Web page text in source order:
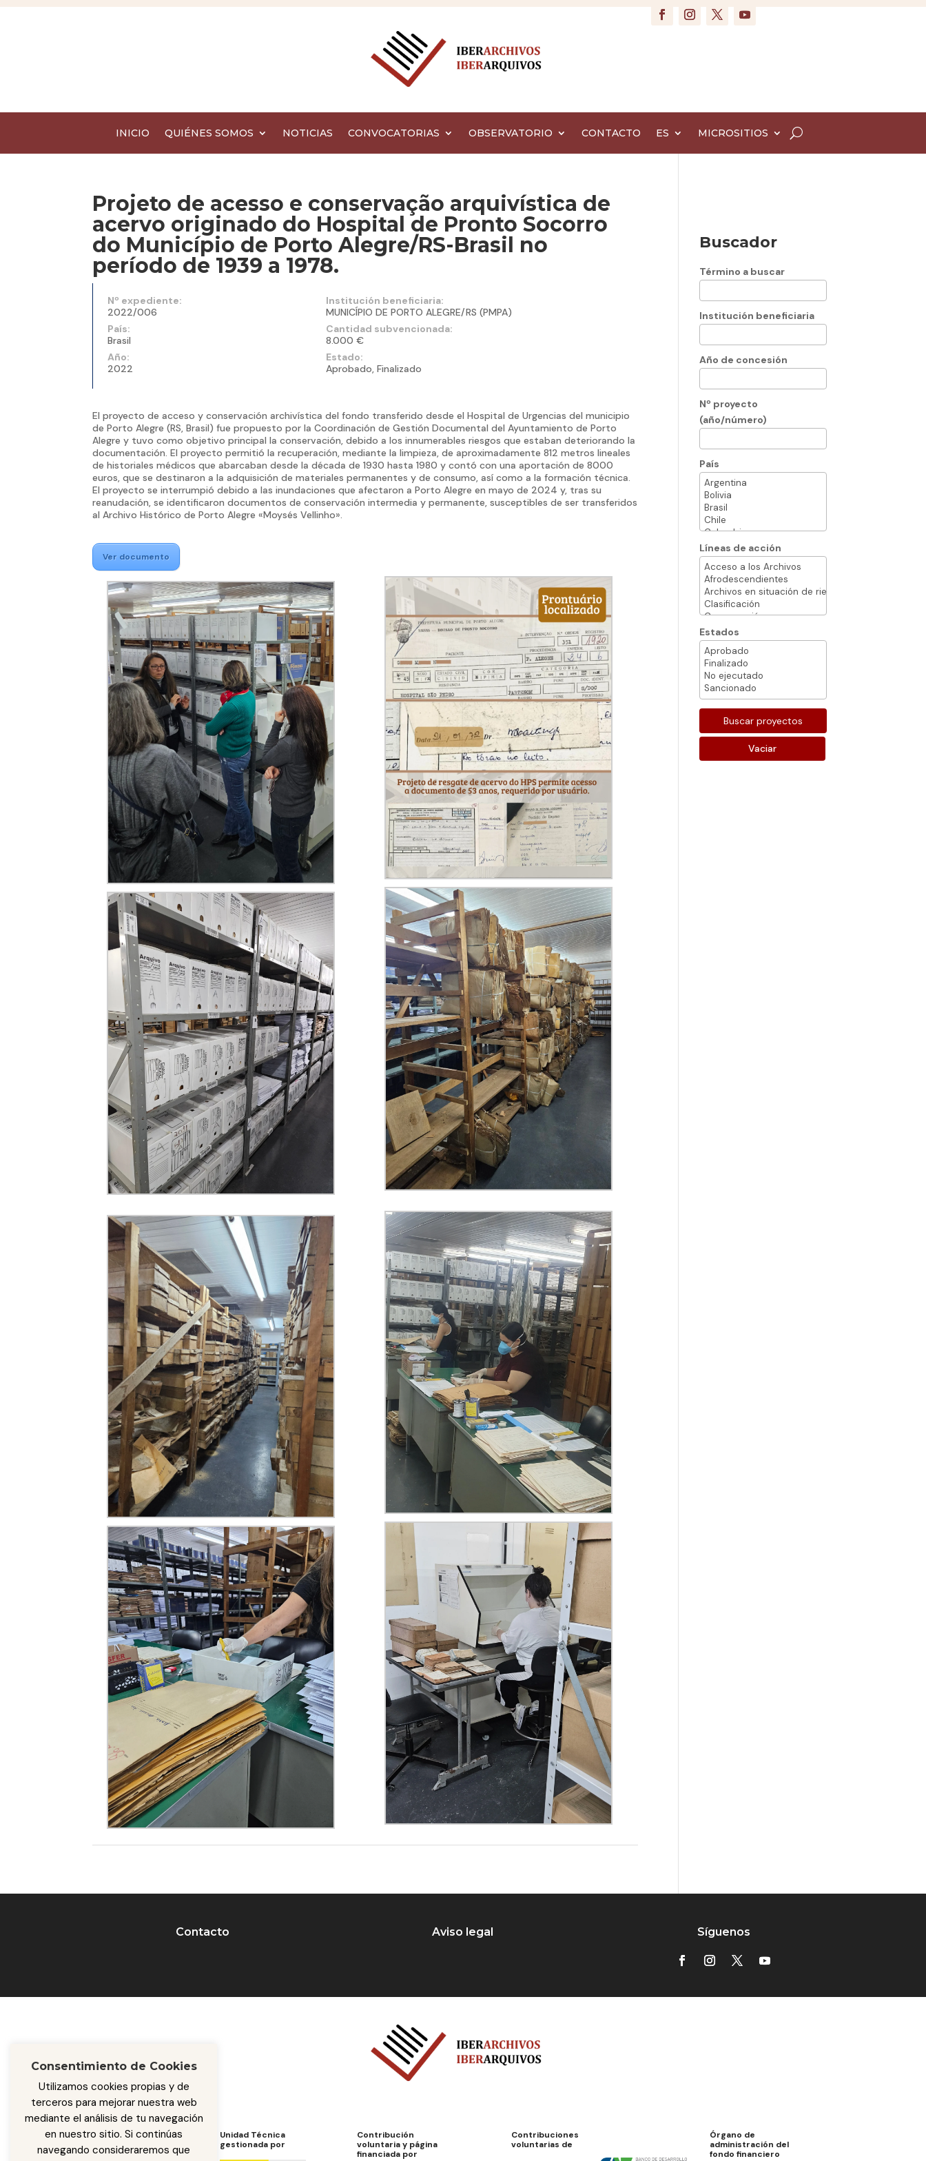
INICIO QUIÉNES SOMOS NOTICIAS CONVOCATORIAS OBSERVATORIO CONTACTO ES MICROSITIOS
Projeto de acesso e conservação arquivística de
acervo originado do Hospital de Pronto Socorro
do Município de Porto Alegre/RS-Brasil no
período de 1939 a 1978.
Nº expediente:
2022/006
País:
Brasil
Año:
2022
Institución beneficiaria:
MUNICÍPIO DE PORTO ALEGRE/RS (PMPA)
Cantidad subvencionada:
8.000 €
Estado:
Aprobado, Finalizado
El proyecto de acceso y conservación archivística del fondo transferido desde el Hospital de Urgencias del municipio
de Porto Alegre (RS, Brasil) fue propuesto por la Coordinación de Gestión Documental del Ayuntamiento de Porto
Alegre y tuvo como objetivo principal la conservación, debido a los innumerables riesgos que estaban deteriorando la
documentación. El proyecto permitió la recuperación, mediante la limpieza, de aproximadamente 812 metros lineales
de historiales médicos que abarcaban desde la década de 1930 hasta 1980 y contó con una aportación de 8000
euros, que se destinaron a la adquisición de materiales permanentes y de consumo, así como a la formación técnica.
El proyecto se interrumpió debido a las inundaciones que afectaron a Porto Alegre en mayo de 2024 y, tras su
reanudación, se identificaron documentos de conservación intermedia y permanente, susceptibles de ser transferidos
al Archivo Histórico de Porto Alegre «Moysés Vellinho».
Ver documento
Buscador
Término a buscar
Institución beneficiaria
Año de concesión
Nº proyecto
(año/número)
País
Líneas de acción
Estados
Vaciar
Contacto Aviso legal Síguenos
Programa de Cooperación
Unidad Técnica
gestionada por
Contribución
voluntaria y página
financiada por
Contribuciones
voluntarias de
Órgano de
administración del
fondo financiero
Consentimiento de Cookies
Utilizamos cookies propias y de
terceros para mejorar nuestra web
mediante el análisis de tu navegación
en nuestro sitio. Si continúas
navegando consideraremos que